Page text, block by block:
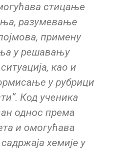
стицање
разумевање
примену
у решавању
као и
у рубрици
Код ученика
однос према
и омогућава
хемије у